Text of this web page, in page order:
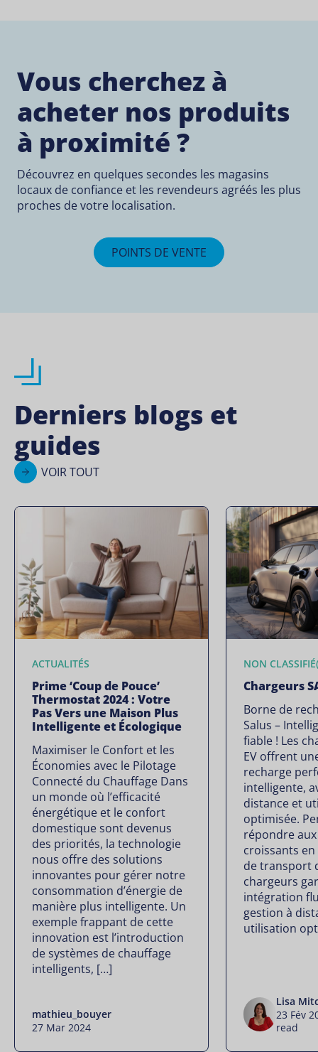
Vous cherchez à
acheter nos produits
à proximité ?
Découvrez en quelques secondes les magasins
locaux de confiance et les revendeurs agréés les plus
proches de votre localisation.
POINTS DE VENTE
Derniers blogs et
guides
VOIR TOUT
ACTUALITÉS
Prime ‘Coup de Pouce’
Thermostat 2024 : Votre
Pas Vers une Maison Plus
Intelligente et Écologique
Maximiser le Confort et les
Économies avec le Pilotage
Connecté du Chauffage Dans
un monde où l’efficacité
énergétique et le confort
domestique sont devenus
des priorités, la technologie
nous offre des solutions
innovantes pour gérer notre
consommation d’énergie de
manière plus intelligente. Un
exemple frappant de cette
innovation est l’introduction
de systèmes de chauffage
intelligents, […]
mathieu_bouyer
27 Mar 2024
NON
Chargeurs
Borne de
Salus –
fiable ! Les
EV offrent
recharge
intelligente,
distance et
optimisée.
répondre
croissants
de transport
chargeurs
intégration
gestion à
utilisation
Lisa
23 Fév
read